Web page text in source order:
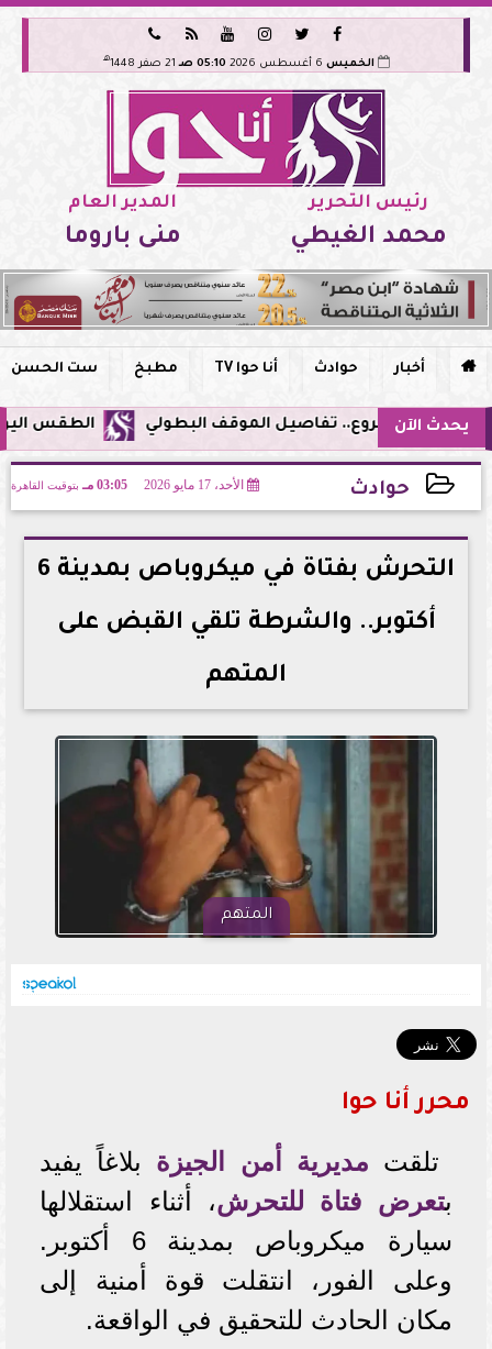






الخميس 05:10 صـ 21 صفر 1448 هـ
رئيس التحرير
محمد الغيطي
المدير العام
منى باروما
 أخبار حوادث أنا حوا TV مطبخ ست الحسن
يحدث الآن الطقس اليوم في مصر..
حوادث الأحد، 17 مايو 2026 03:05 مـ بتوقيت القاهرة
2026-05-17 15:05:57
التحرش بفتاة في ميكروباص بمدينة 6
أكتوبر.. والشرطة تلقي القبض على
المتهم
المتهم
محرر أنا حوا
تلقت مديرية أمن الجيزة بلاغاً يفيد
بتعرض فتاة للتحرش، أثناء استقلالها
سيارة ميكروباص بمدينة 6 أكتوبر.
وعلى الفور، انتقلت قوة أمنية إلى
مكان الحادث للتحقيق في الواقعة.